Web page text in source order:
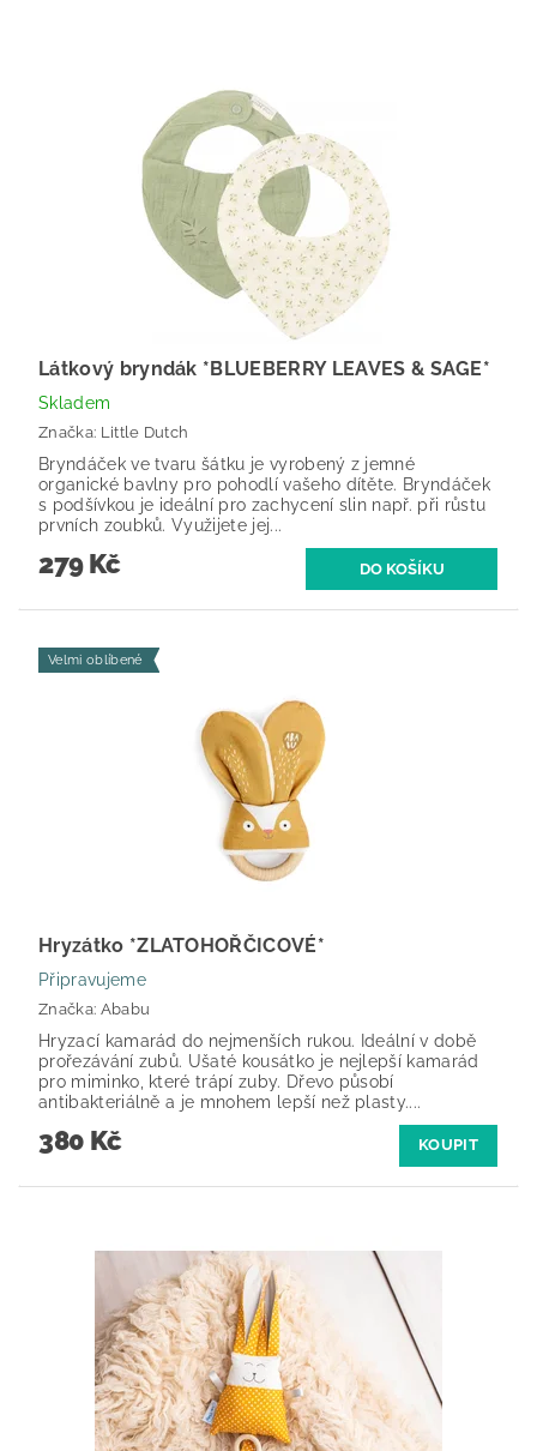
Látkový bryndák *BLUEBERRY LEAVES & SAGE*
Skladem
Značka: Little Dutch
Bryndáček ve tvaru šátku je vyrobený z jemné
organické bavlny pro pohodlí vašeho dítěte. Bryndáček
s podšívkou je ideální pro zachycení slin např. při růstu
prvních zoubků. Využijete jej...
279 Kč
Velmi oblíbené
Hryzátko *ZLATOHOŘČICOVÉ*
Připravujeme
Značka: Ababu
Hryzací kamarád do nejmenších rukou. Ideální v době
prořezávání zubů. Ušaté kousátko je nejlepší kamarád
pro miminko, které trápí zuby. Dřevo působí
antibakteriálně a je mnohem lepší než plasty....
380 Kč KOUPIT